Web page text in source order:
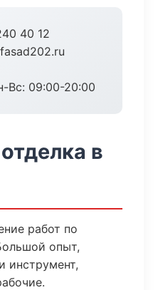
40 12
Вс: 09:00-20:00
в
работ по
опыт,
инструмент,